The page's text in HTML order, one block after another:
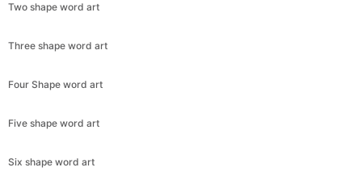
Two shape word art
Three shape word art
Four Shape word art
Five shape word art
Six shape word art